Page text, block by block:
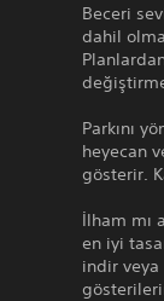
Beceri
dahil
Parkını
heyecan
gösterir.
İlham mı
en iyi
indir veya